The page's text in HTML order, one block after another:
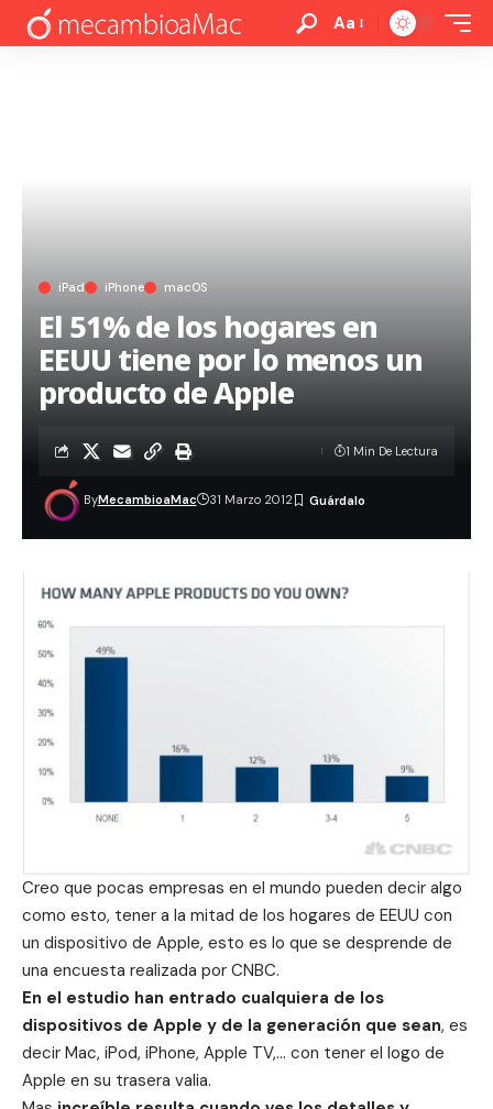
Aa
iPad iPhone macOS
El 51% de los hogares en
EEUU tiene por lo menos un
producto de Apple
ByMecambioaMac 31 Marzo 2012
1 Min De Lectura
Creo que pocas empresas en el mundo pueden decir algo
como esto, tener a la mitad de los hogares de EEUU con
un dispositivo de Apple, esto es lo que se desprende de
una encuesta realizada por CNBC.
En el estudio han entrado cualquiera de los
dispositivos de Apple y de la generación que sean, es
decir Mac, iPod, iPhone, Apple TV,… con tener el logo de
Apple en su trasera valia.